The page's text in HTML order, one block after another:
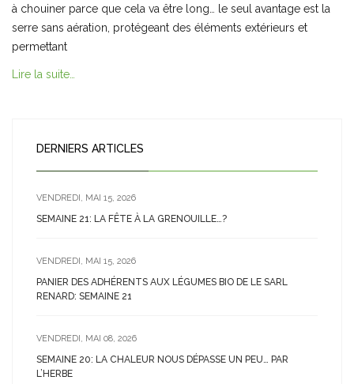
à chouiner parce que cela va être long… le seul avantage est la
serre sans aération, protégeant des éléments extérieurs et
permettant
Lire la suite…
DERNIERS ARTICLES
VENDREDI, MAI 15, 2026
SEMAINE 21: LA FÊTE À LA GRENOUILLE…?
VENDREDI, MAI 15, 2026
PANIER DES ADHÉRENTS AUX LÉGUMES BIO DE LE SARL
RENARD: SEMAINE 21
VENDREDI, MAI 08, 2026
SEMAINE 20: LA CHALEUR NOUS DÉPASSE UN PEU… PAR
L’HERBE